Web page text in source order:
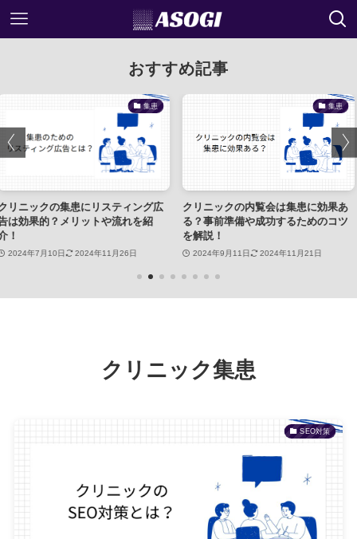
おすすめ記事
にリスティング広
ットや流れを紹
2024年11月26日
クリニックの内覧会は集患に効果あ
る？事前準備や成功するためのコツ
2024年9月11日 2024年11月21日
クリニック
算相場とは
2024年7月
クリニック集患
SEO対策